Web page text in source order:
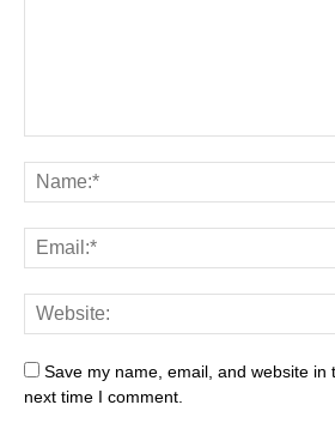
Save my name, email, and website in
next time I comment.